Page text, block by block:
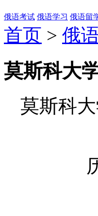
俄语考试 俄语学习 俄语留
首页 > 俄
莫斯科大
莫斯科